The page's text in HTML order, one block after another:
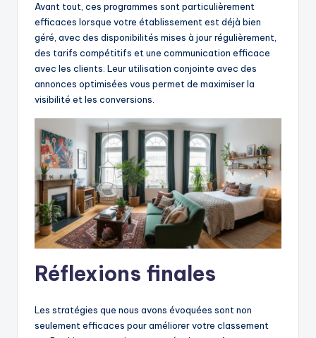
Avant tout, ces programmes sont particulièrement
efficaces lorsque votre établissement est déjà bien
géré, avec des disponibilités mises à jour régulièrement,
des tarifs compétitifs et une communication efficace
avec les clients. Leur utilisation conjointe avec des
annonces optimisées vous permet de maximiser la
visibilité et les conversions.
Réflexions finales
Les stratégies que nous avons évoquées sont non
seulement efficaces pour améliorer votre classement